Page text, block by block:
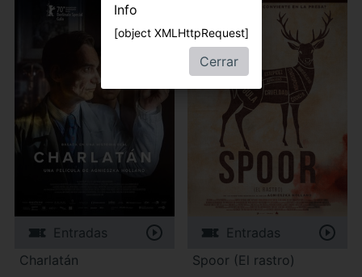
Entradas
Charlatán
Entradas
Spoor (El rastro)
Info
[object XMLHttpRequest]
Cerrar